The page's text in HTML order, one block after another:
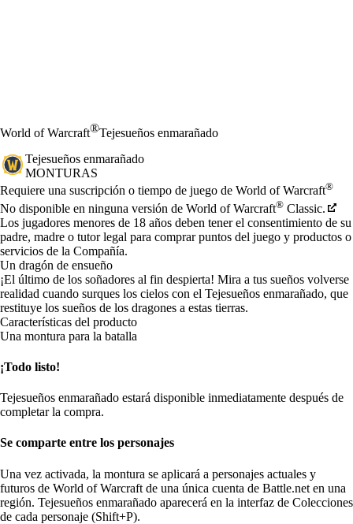
World of Warcraft®Tejesueños enmarañado
Tejesueños enmarañado
MONTURAS
Precio
Available actions
Requiere una suscripción o tiempo de juego de World of Warcraft®
No disponible en ninguna versión de World of Warcraft® Classic.
Los jugadores menores de 18 años deben tener el consentimiento de su
padre, madre o tutor legal para comprar puntos del juego y productos o
servicios de la Compañía.
Un dragón de ensueño
¡El último de los soñadores al fin despierta! Mira a tus sueños volverse
realidad cuando surques los cielos con el Tejesueños enmarañado, que
restituye los sueños de los dragones a estas tierras.
Características del producto
Una montura para la batalla
¡Todo listo!
Tejesueños enmarañado estará disponible inmediatamente después de
completar la compra.
Se comparte entre los personajes
Una vez activada, la montura se aplicará a personajes actuales y
futuros de World of Warcraft de una única cuenta de Battle.net en una
región. Tejesueños enmarañado aparecerá en la interfaz de Colecciones
de cada personaje (Shift+P).